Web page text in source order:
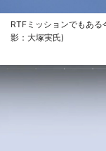
RTFミッションでもあ
影：大塚実氏)